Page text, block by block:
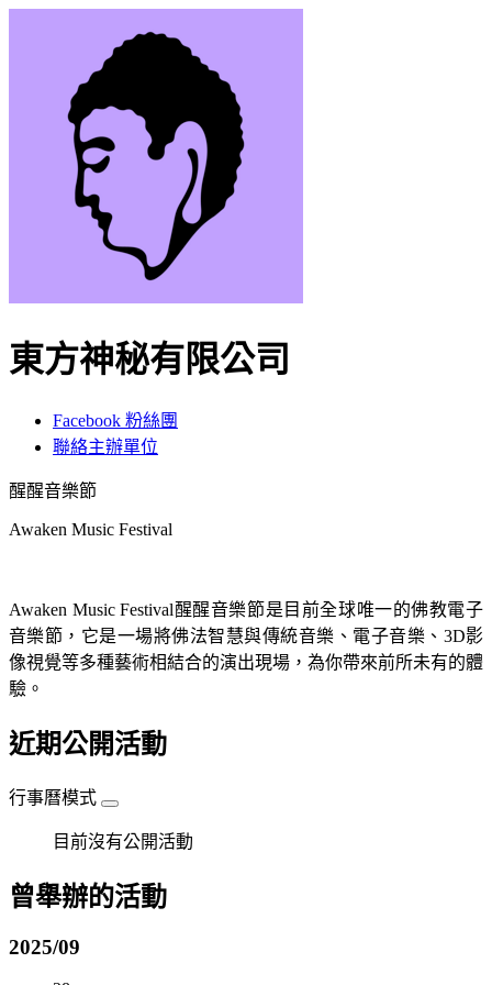
東方神秘有限公司
Facebook 粉絲團
聯絡主辦單位
醒醒音樂節
Awaken Music Festival
Awaken Music Festival醒醒音樂節是目前全球唯一的佛教電子
音樂節，它是一場將佛法智慧與傳統音樂、電子音樂、3D影
像視覺等多種藝術相結合的演出現場，為你帶來前所未有的體
驗。
近期公開活動
行事曆模式
目前沒有公開活動
曾舉辦的活動
2025/09